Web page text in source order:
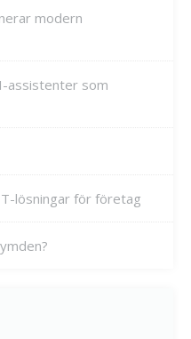
modern
assistenter som
lösningar för företag